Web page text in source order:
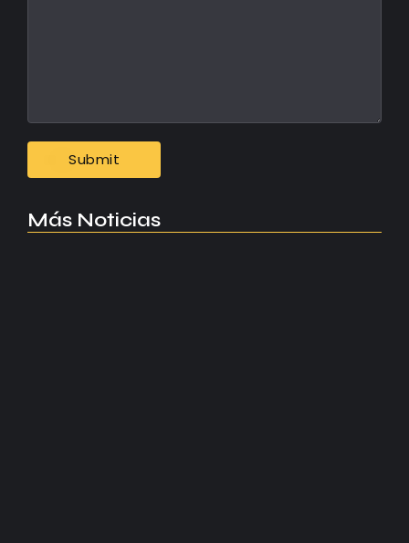
Más Noticias